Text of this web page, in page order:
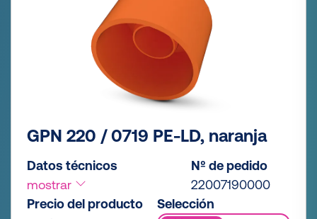
GPN 220 / 0719 PE-LD, naranja
Datos técnicos
mostrar
Nº de pedido
22007190000
Precio del producto
Selección